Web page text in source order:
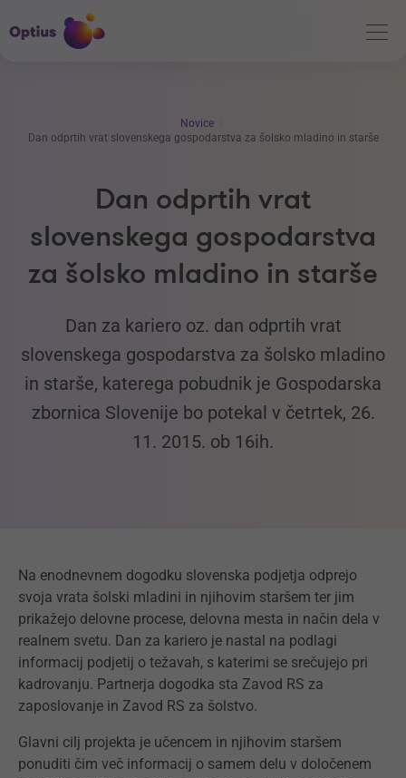
Novice
Dan odprtih vrat slovenskega gospodarstva za šolsko mladino in starše
Dan odprtih vrat
slovenskega gospodarstva
za šolsko mladino in starše
Dan za kariero oz. dan odprtih vrat
slovenskega gospodarstva za šolsko mladino
in starše, katerega pobudnik je Gospodarska
zbornica Slovenije bo potekal v četrtek, 26.
11. 2015. ob 16ih.
Na enodnevnem dogodku slovenska podjetja odprejo
svoja vrata šolski mladini in njihovim staršem ter jim
prikažejo delovne procese, delovna mesta in način dela v
realnem svetu. Dan za kariero je nastal na podlagi
informacij podjetij o težavah, s katerimi se srečujejo pri
kadrovanju. Partnerja dogodka sta Zavod RS za
zaposlovanje in Zavod RS za šolstvo.
Glavni cilj projekta je učencem in njihovim staršem
ponuditi čim več informacij o samem delu v določenem